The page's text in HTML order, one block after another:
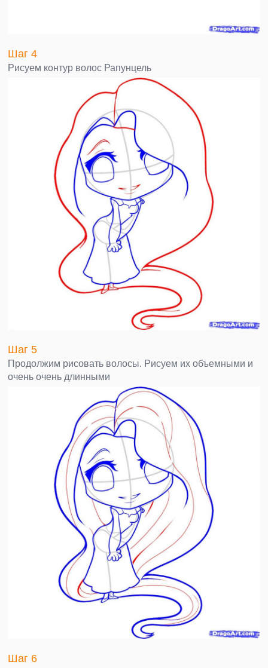
Шаг 4
Рисуем контур волос Рапунцель
Шаг 5
Продолжим рисовать волосы. Рисуем их объемными и
очень очень длинными
Шаг 6